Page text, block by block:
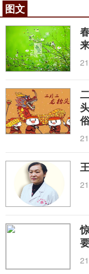
点轻扬、善动。
1、多见头面部
《素问》：“伤
人的头部、上部和肌
汗出恶风、颜面浮肿
2、发病急、变
风性善行数变
点。以风邪为主侵犯
床常见有些关节疼
肘关节；有时左边
数变，是指风邪致
侧半身瘫痪，严重
斜，病情变化之快
3、多见肢体动
风邪具有善动
内动时，以眩晕、
图文